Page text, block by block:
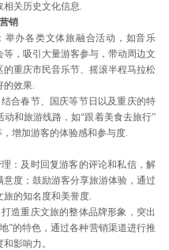
相关历史文化信息.
销
举办各类文体旅融合活动，如音乐
等，吸引大量游客参与，带动周边文
的重庆市民音乐节、摇滚半程马拉松
的效果.
合春节、国庆等节日以及重庆的特
动和旅游线路，如“跟着美食去旅行”
增加游客的体验感和参与度.
：及时回复游客的评论和私信，解
意度；鼓励游客分享旅游体验，通过
旅的知名度和美誉度.
造重庆文旅的整体品牌形象，突出
”的特色，通过各种营销渠道进行推
影响力。